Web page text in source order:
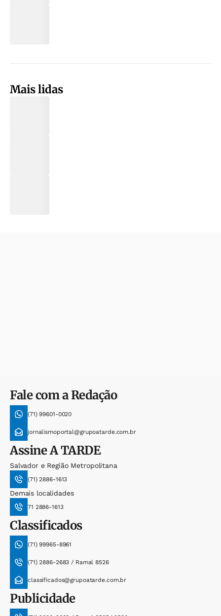
Mais lidas
Fale com a Redação
(71) 99601-0020
jornalismoportal@grupoatarde.com.br
AssineA TARDE
Salvador e Região Metropolitana
(71) 2886-1613
Demais localidades
71 2886-1613
Classificados
(71) 99965-8961
(71) 2886-2683 / Ramal 8526
classificados@grupoatarde.com.br
Publicidade